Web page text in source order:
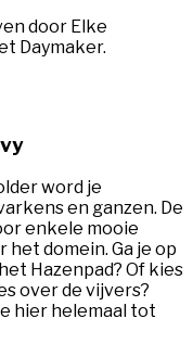
door Elke
Daymaker.
word je
en ganzen. De
enkele mooie
domein. Ga je op
Hazenpad? Of kies
over de vijvers?
hier helemaal tot